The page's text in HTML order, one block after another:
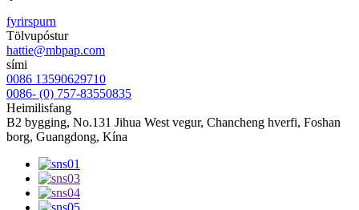
fyrirspurn
Tölvupóstur
hattie@mbpap.com
sími
0086 13590629710
0086- (0) 757-83550835
Heimilisfang
B2 bygging, No.131 Jihua West vegur, Chancheng hverfi, Foshan
borg, Guangdong, Kína